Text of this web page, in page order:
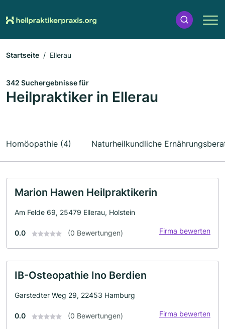
Startseite Ellerau
342 Suchergebnisse für
Heilpraktiker in Ellerau
Homöopathie (4) Naturheilkundliche
Marion Hawen Heilpraktikerin
Am Felde 69, 25479 Ellerau, Holstein
0.0 (0 Bewertungen) Firma bewerten
IB-Osteopathie Ino Berdien
Garstedter Weg 29, 22453 Hamburg
0.0 (0 Bewertungen) Firma bewerten